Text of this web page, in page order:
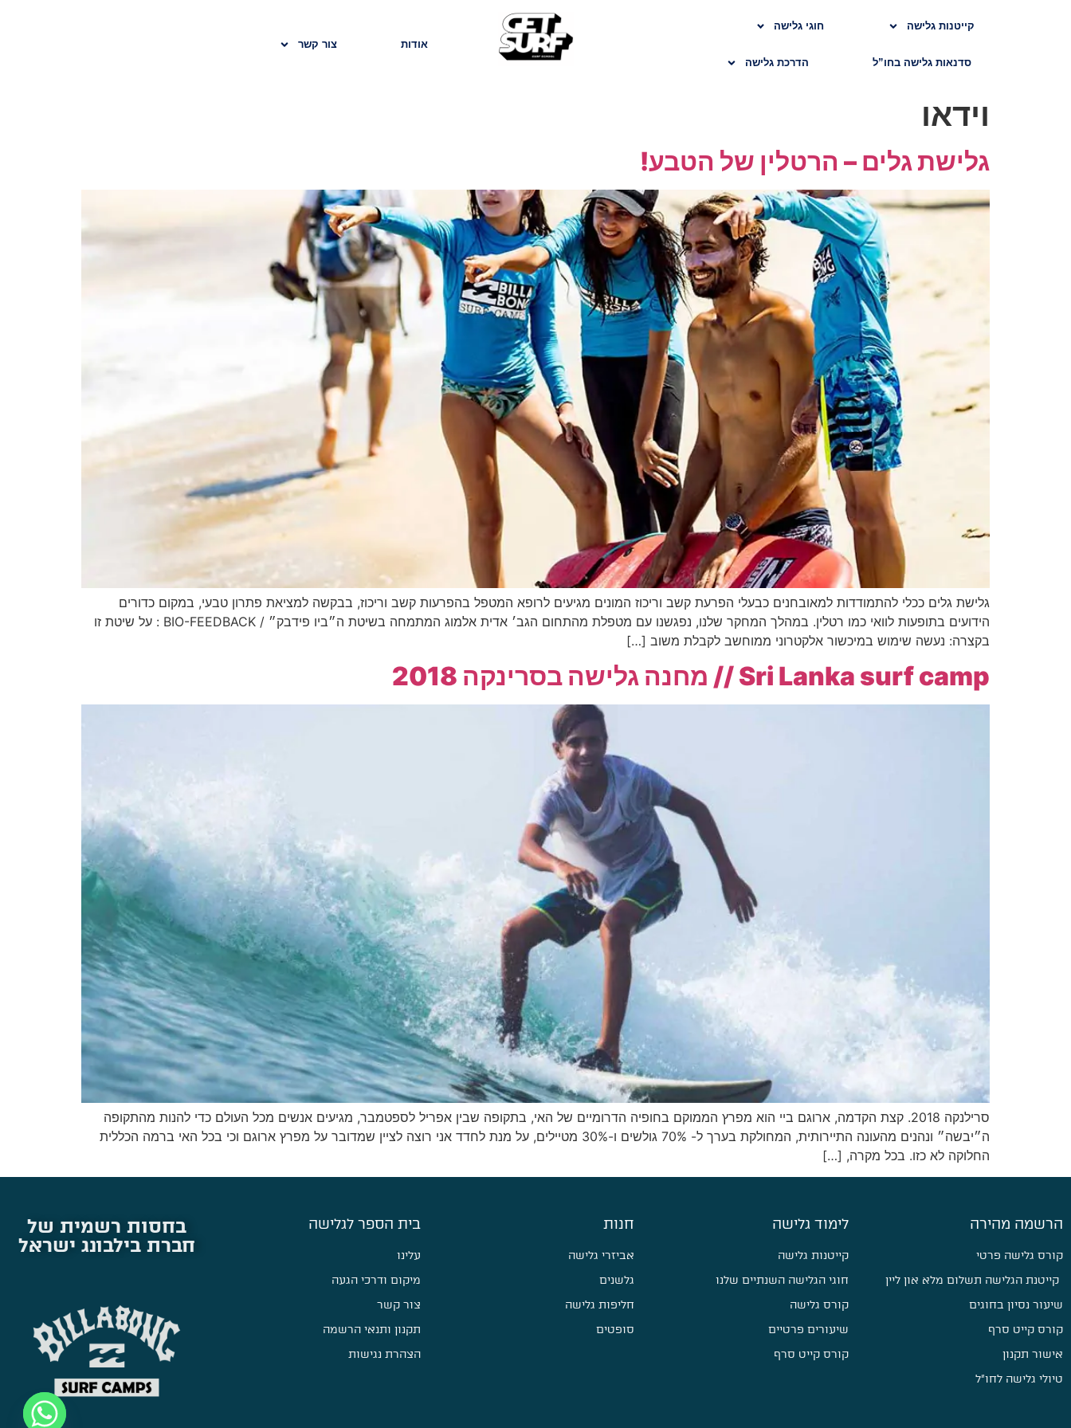
קייטנות גלישה חוגי גלישה
סדנאות גלישה בחו”ל הדרכת גלישה
בלוג אודות צור קשר
וידאו
גלישת גלים – הרטלין של הטבע!
גלישת גלים ככלי להתמודדות למאובחנים כבעלי הפרעת קשב וריכוז המונים מגיעים לרופא המטפל בהפרעות קשב וריכוז, בבקשה למציאת פתרון טבעי, במקום כדורים
הידועים בתופעות לוואי כמו רטלין. במהלך המחקר שלנו, נפגשנו עם מטפלת מהתחום הגב׳ אדית אלמוג המתמחה בשיטת ה״ביו פידבק״ / BIO-FEEDBACK : על שיטת זו
בקצרה: נעשה שימוש במיכשור אלקטרוני ממוחשב לקבלת משוב […]
Sri Lanka surf camp // מחנה גלישה בסרינקה 2018
סרילנקה 2018. קצת הקדמה, ארוגם ביי הוא מפרץ הממוקם בחופיה הדרומיים של האי, בתקופה שבין אפריל לספטמבר, מגיעים אנשים מכל העולם כדי להנות מהתקופה
ה״יבשה״ ונהנים מהעונה התיירותית, המחולקת בערך ל- 70% גולשים ו-30% מטיילים, על מנת לחדד אני רוצה לציין שמדובר על מפרץ ארוגם וכי בכל האי ברמה הכללית
החלוקה לא כזו. בכל מקרה, […]
הרשמה מהירה
קורס גלישה פרטי
קייטנת הגלישה תשלום מלא און ליין
שיעור נסיון בחוגים
קורס קייט סרף
אישור תקנון
טיולי גלישה לחו״ל
לימוד גלישה
קייטנות גלישה
חוגי הגלישה השנתיים שלנו
קורס גלישה
שיעורים פרטיים
קורס קייט סרף
חנות
אביזרי גלישה
גלשנים
חליפות גלישה
סופטים
בית הספר לגלישה
עלינו
מיקום ודרכי הגעה
צור קשר
תקנון ותנאי הרשמה
הצהרת נגישות
בחסות רשמית של
חברת בילבונג ישראל